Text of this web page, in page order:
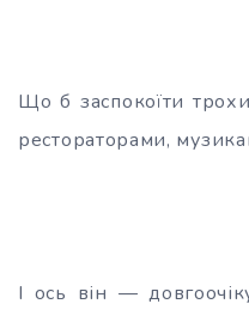
Що б заспокоїти
рестораторами,
І ось він —